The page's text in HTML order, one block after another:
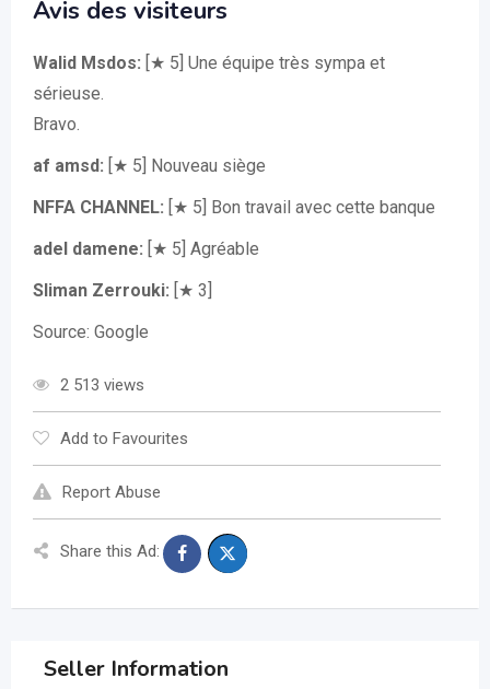
Avis des visiteurs
Walid Msdos: [★ 5] Une équipe très sympa et
sérieuse.
Bravo.
af amsd: [★ 5] Nouveau siège
NFFA CHANNEL: [★ 5] Bon travail avec cette banque
adel damene: [★ 5] Agréable
Sliman Zerrouki: [★ 3]
Source: Google
2 513 views
Add to Favourites
Report Abuse
Share this Ad:
Seller Information